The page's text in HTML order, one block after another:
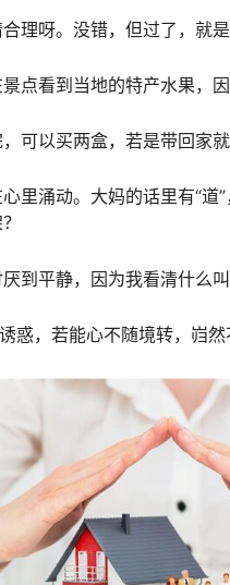
理呀。没错，但过了，就是
点看到当地的特产水果，因
可以买两盒，若是带回家
里涌动。大妈的话里有“道
到平静，因为我看清什么叫
惑，若能心不随境转，岿然